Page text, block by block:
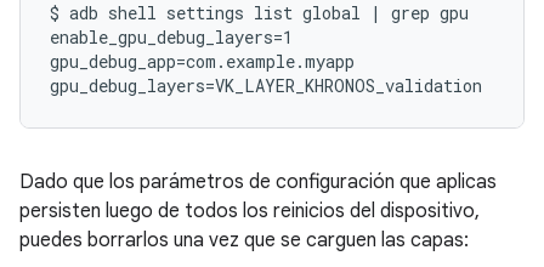
$ adb shell settings list global | grep gpu
enable_gpu_debug_layers=1
gpu_debug_app=com.example.myapp
Dado que los parámetros de configuración que aplicas
persisten luego de todos los reinicios del dispositivo,
puedes borrarlos una vez que se carguen las capas: